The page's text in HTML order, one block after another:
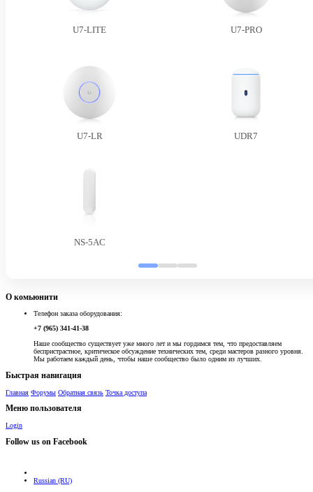
U7-LITE U7-PRO
U7-LR UDR7
NS-5AC
О комьюнити
Телефон заказа оборудования:
+7 (965) 341-41-38
Наше сообщество существует уже много лет и мы гордимся тем, что предоставляем
беспристрастное, критическое обсуждение технических тем, среди мастеров разного уровня.
Мы работаем каждый день, чтобы наше сообщество было одним из лучших.
Быстрая навигация
Главная Форумы Обратная связь Точка доступа
Меню пользователя
Login
Follow us on Facebook
Russian (RU)